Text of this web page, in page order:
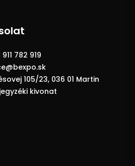
911 782 919
105/23, 036 01 Martin
kivonat